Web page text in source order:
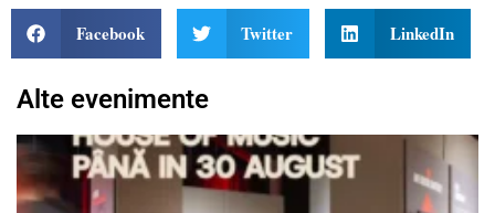
Facebook Twitter LinkedIn
Alte evenimente